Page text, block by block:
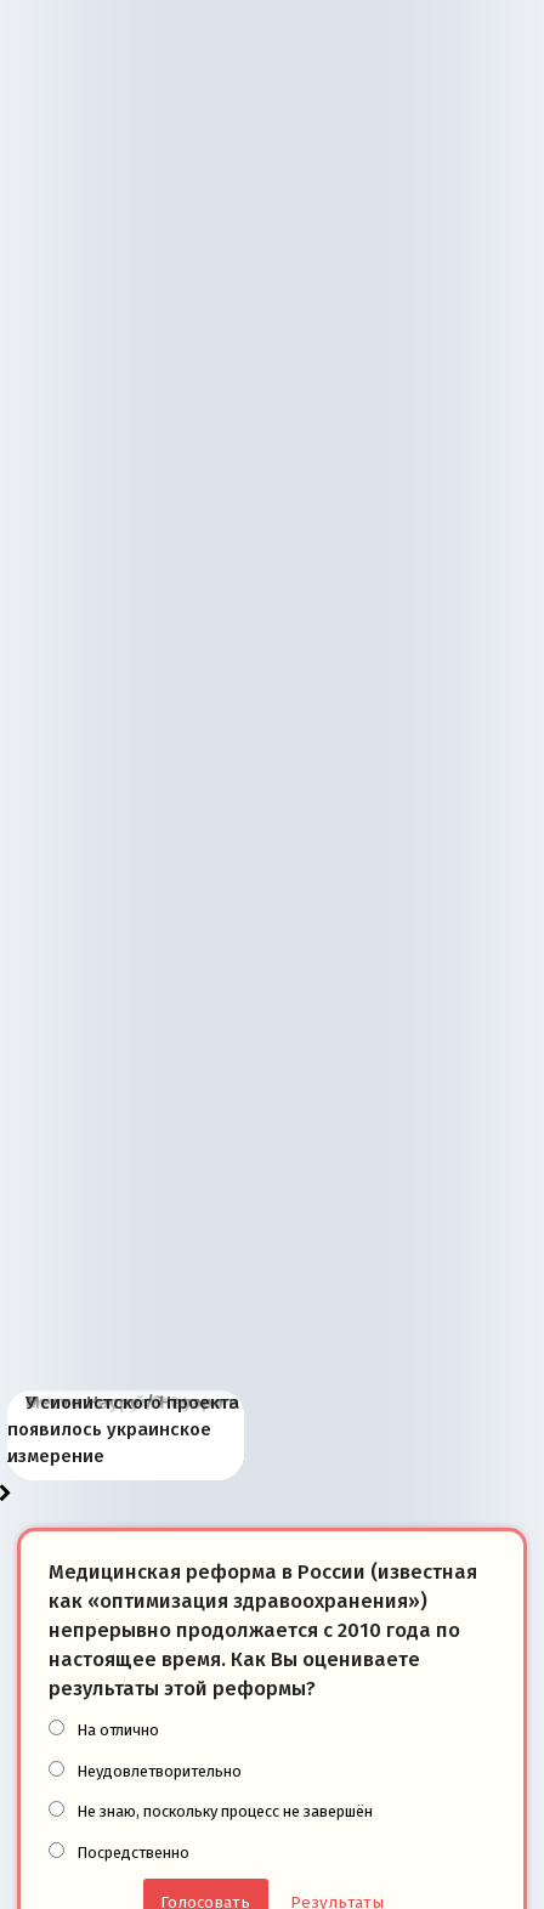
Киевская марионетка
Запада рассказала о
«переобувании» хозяев
В России назрели
перемены: 15 шагов к
суверенной экономике
Миграционный пожар
Европы
Россия начинает
сбрасывать балласт
Анкориджа
Россия зимой 1904
года: первые уступки во
внутренней политике
Русская нация вчера и
сегодня
Почему правый крах в
Варшаве не поможет её
отношениям с Россией?
Место Науру / Науэро в
современной истории
Южной Осетии
У сионистского проекта
появилось украинское
измерение
Медицинская реформа в России (известная
как «оптимизация здравоохранения»)
непрерывно продолжается с 2010 года по
настоящее время. Как Вы оцениваете
результаты этой реформы?
На отлично
Неудовлетворительно
Не знаю, поскольку процесс не завершён
Посредственно
Результаты